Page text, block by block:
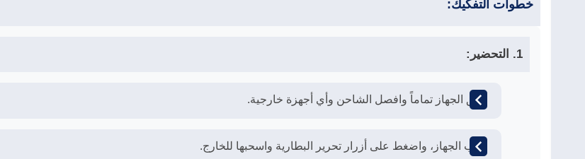
خطوات التفكيك:
1. التحضير:
أغلق الجهاز تماماً وافصل الشاحن وأي أجهزة خارجية.
اقلب الجهاز، واضغط على أزرار تحرير البطارية واسحبها للخارج.